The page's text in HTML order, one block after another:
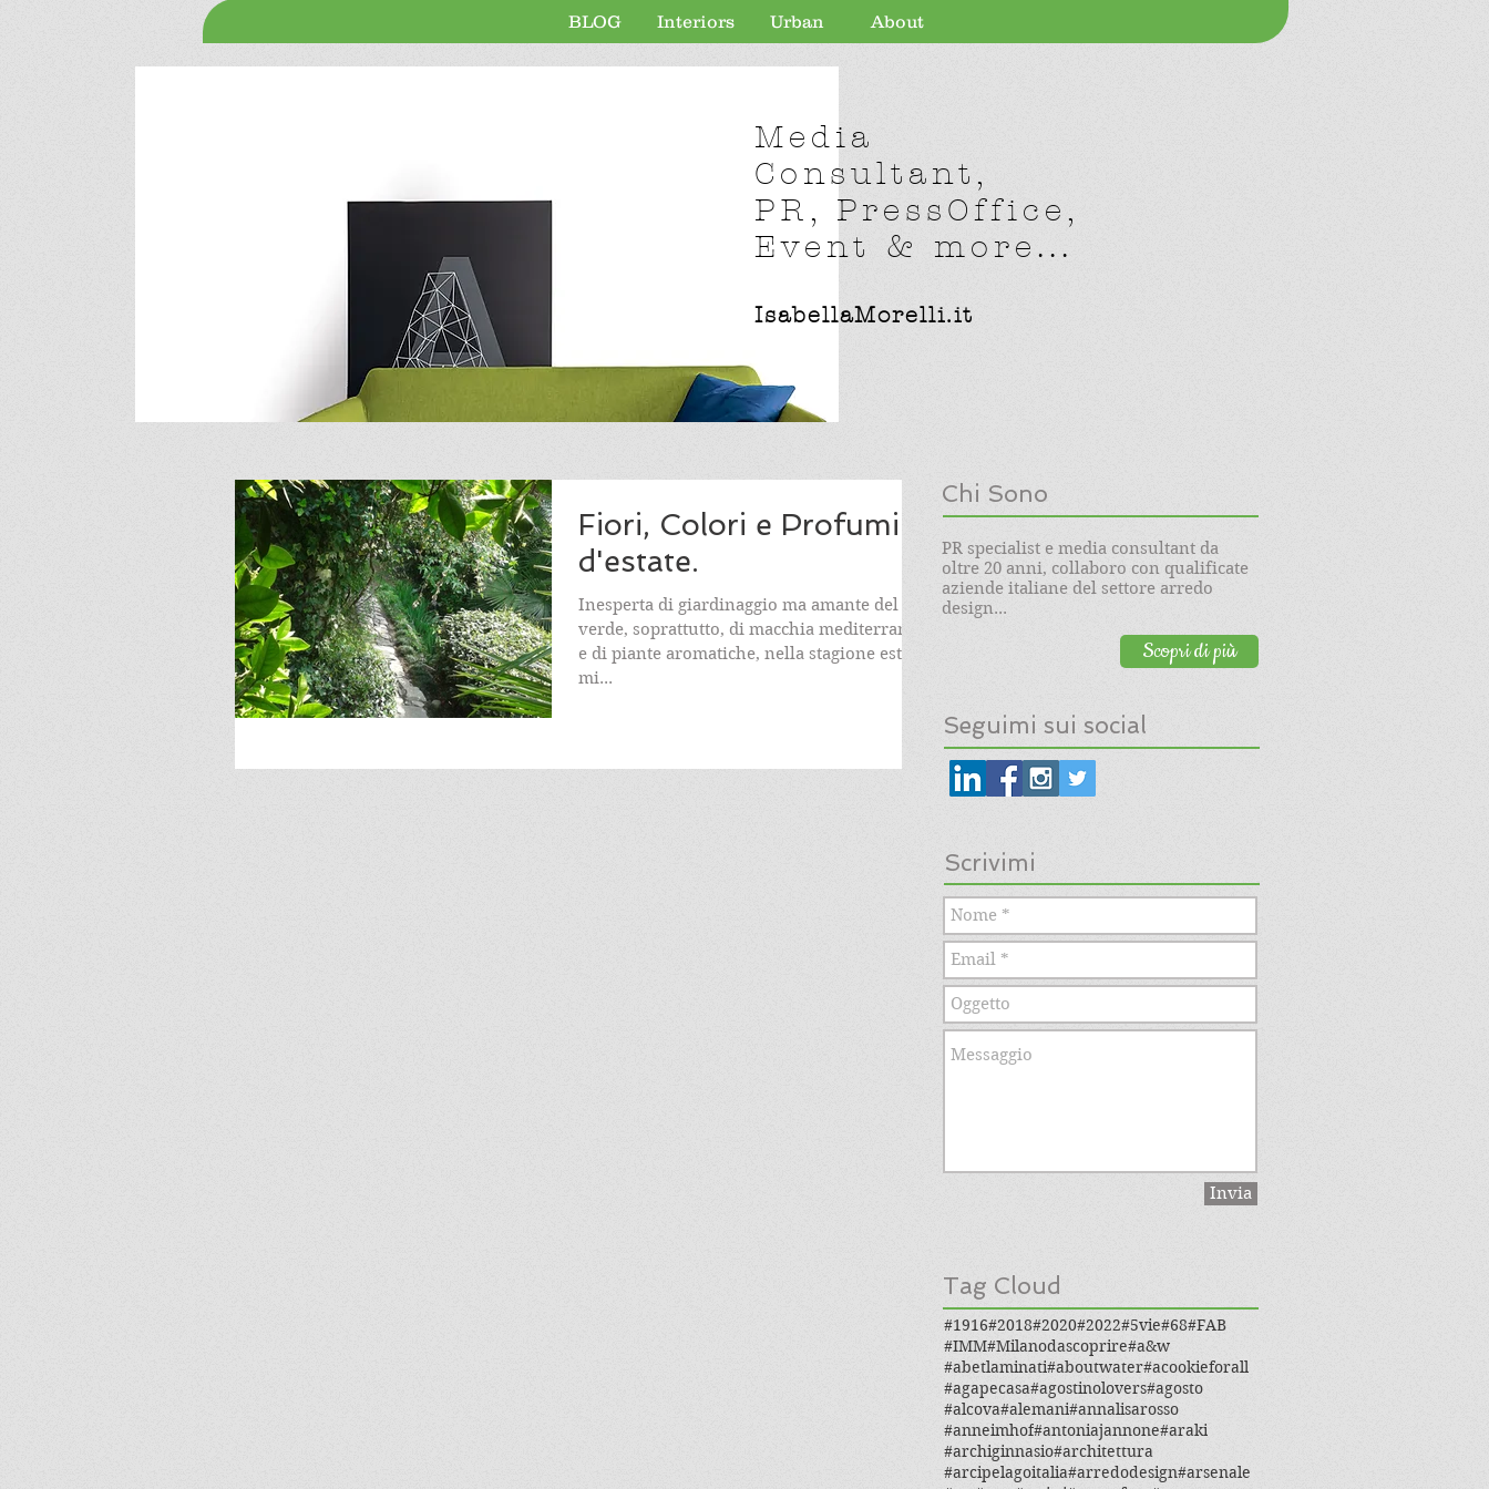
BLOG Interiors Urban About
Media
Consultant,
PR, PressOffice,
Event & more...
IsabellaMorelli.it
Fiori, Colori e Profumi
d'estate.
Inesperta di giardinaggio ma amante del
verde, soprattutto, di macchia mediterranea
e di piante aromatiche, nella stagione estiva
mi...
Chi Sono
PR specialist e media consultant da
oltre 20 anni, collaboro con qualificate
aziende italiane del settore arredo
design...
Scopri di più
Seguimi sui social
Scrivimi
Invia
Tag Cloud
#1916#2018#2020#2022#5vie#68#FAB
#IMM#Milanodascoprire#a&w
#abetlaminati#aboutwater#acookieforall
#agapecasa#agostinolovers#agosto
#alcova#alemani#annalisarosso
#anneimhof#antoniajannone#araki
#archiginnasio#architettura
#arcipelagoitalia#arredodesign#arsenale